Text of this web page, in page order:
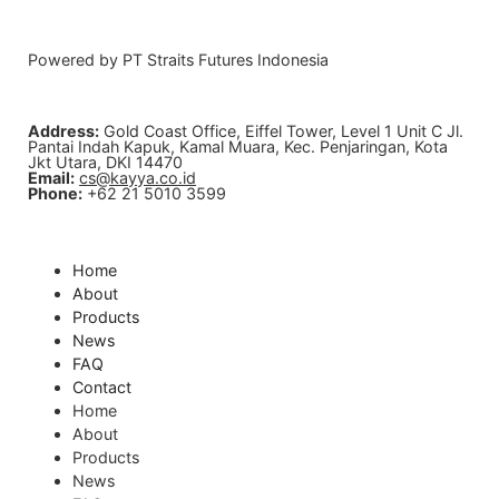
Powered by PT Straits Futures Indonesia
Address: Gold Coast Office, Eiffel Tower, Level 1 Unit C Jl.
Pantai Indah Kapuk, Kamal Muara, Kec. Penjaringan, Kota
Jkt Utara, DKI 14470
Email: cs@kayya.co.id
Phone: +62 21 5010 3599
Home
About
Products
News
FAQ
Contact
Home
About
Products
News